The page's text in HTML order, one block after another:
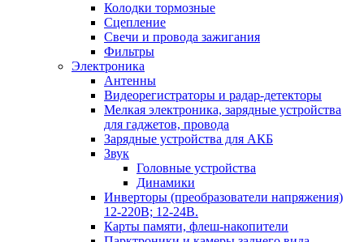
Колодки тормозные
Сцепление
Свечи и провода зажигания
Фильтры
Электроника
Антенны
Видеорегистраторы и радар-детекторы
Мелкая электроника, зарядные устройства
для гаджетов, провода
Зарядные устройства для АКБ
Звук
Головные устройства
Динамики
Инверторы (преобразователи напряжения)
12-220В; 12-24В.
Карты памяти, флеш-накопители